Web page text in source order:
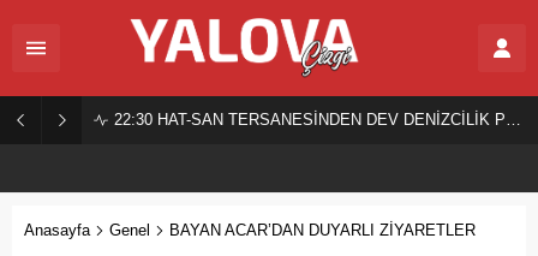
22:30 HAT-SAN TERSANESİNDEN DEV DENİZCİLİK PROJESİ!
Anasayfa Genel BAYAN ACAR’DAN DUYARLI ZİYARETLER